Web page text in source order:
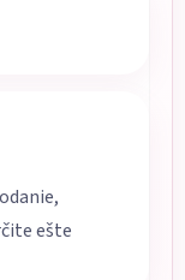
ešte